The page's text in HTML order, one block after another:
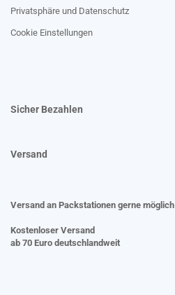
Privatsphäre und Datenschutz
Cookie Einstellungen
Sicher Bezahlen
Versand
Versand an Packstationen gerne möglich
Kostenloser Versand
ab 70 Euro deutschlandweit